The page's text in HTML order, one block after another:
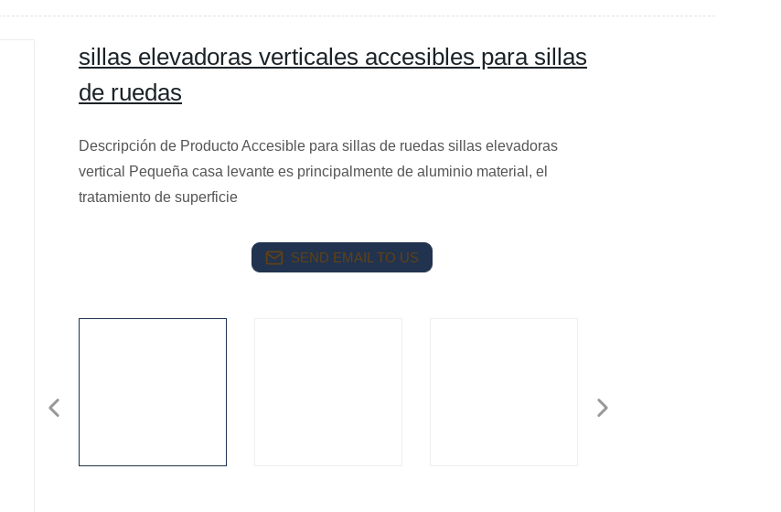
sillas elevadoras verticales accesibles para sillas
de ruedas
Descripción de Producto Accesible para sillas de ruedas sillas elevadoras
vertical Pequeña casa levante es principalmente de aluminio material, el
tratamiento de superficie
SEND EMAIL TO US